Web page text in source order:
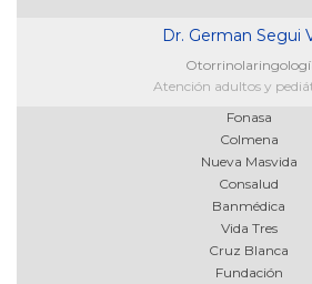
Dr. German Segui
Atención adultos y
Fonasa
Colmena
Nueva Masvida
Consalud
Banmédica
Vida Tres
Cruz Blanca
Fundación